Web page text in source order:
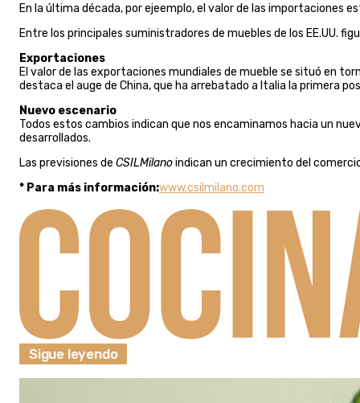
En la última década, por ejeemplo, el valor de las importaciones
Entre los principales suministradores de muebles de los EE.UU.
Exportaciones
El valor de las exportaciones mundiales de mueble se situó en
destaca el auge de China, que ha arrebatado a Italia la primera
Nuevo escenario
Todos estos cambios indican que nos encaminamos hacia un
desarrollados.
Las previsiones de CSILMilanoindican un crecimiento del
* Para más información:www.csilmilano.com
Sigue leyendo